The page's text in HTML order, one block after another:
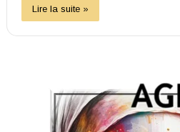
Lire la suite »